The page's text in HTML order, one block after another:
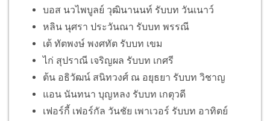
บอส นวไพบูลย์ วุฒินานนท์ รับบท วันเนาว์
หลิน นุศรา ประวันณา รับบท พรรณี
เต้ ทัตพงษ์ พงศทัต รับบท เขม
ไก่ สุปราณี เจริญผล รับบท เกศรี
ต้น อธิวัฒน์ สนิทวงศ์ ณ อยุธยา รับบท วิชาญ
แอน นันทนา บุญหลง รับบท เกตุวดี
เฟอร์กี้ เฟอร์กัล วันชัย เพาเวอร์ รับบท อาทิตย์